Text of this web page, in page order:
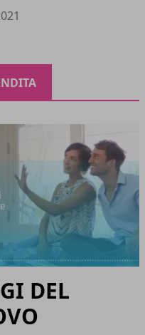
DEL